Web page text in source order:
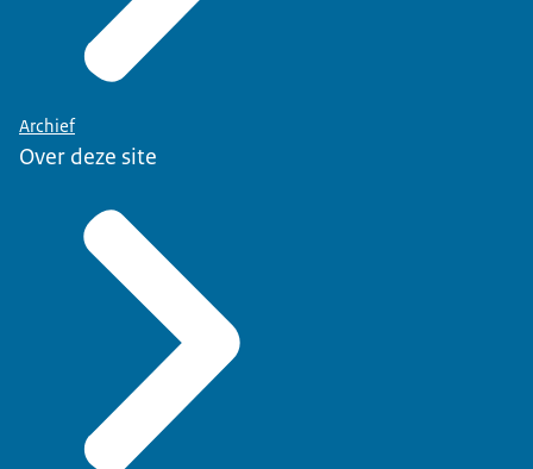
Archief
Over deze site